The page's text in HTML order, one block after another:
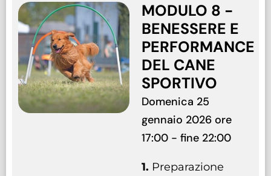
MODULO 8 -
BENESSERE E
PERFORMANCE
DEL CANE
SPORTIVO
Domenica 25
gennaio 2026 ore
17:00 - fine 22:00
1. Preparazione